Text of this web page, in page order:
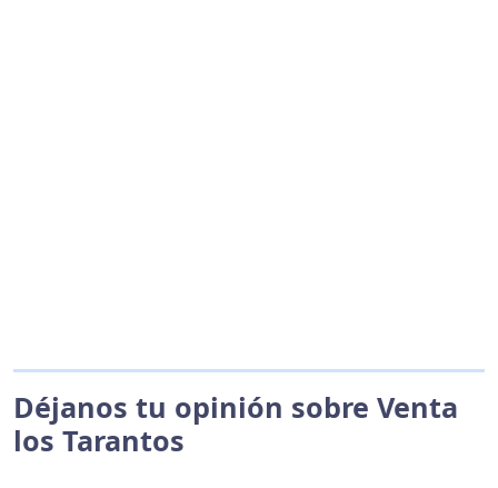
Déjanos tu opinión sobre Venta
los Tarantos